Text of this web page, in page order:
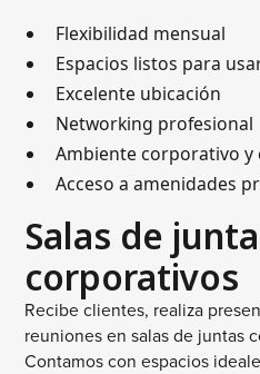
Flexibilidad mensual
Espacios listos para
Excelente ubicación
Networking profesional
Ambiente corporativo y
Acceso a amenidades
Salas de
corporativos
Recibe clientes, realiza
reuniones en salas de juntas
Contamos con espacios